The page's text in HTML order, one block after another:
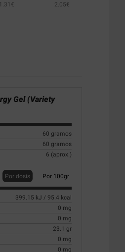
1.31€ 2.05€
Gel (Variety
60 gramos
60 gramos
6 (aprox.)
Por dosis Por 100gr
399.15 kJ / 95.4 kcal
0 mg
0 mg
23.1 gr
0 mg
0 mg